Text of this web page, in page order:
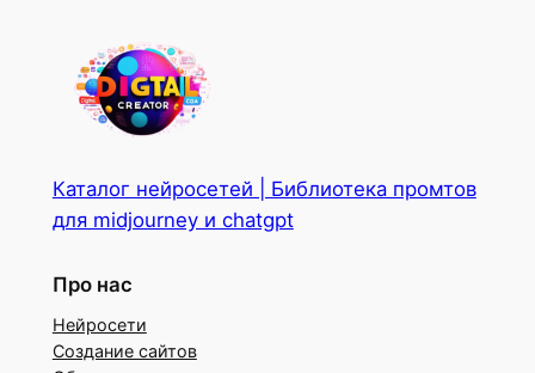
Каталог нейросетей | Библиотека промтов
для midjourney и chatgpt
Про нас
Нейросети
Создание сайтов